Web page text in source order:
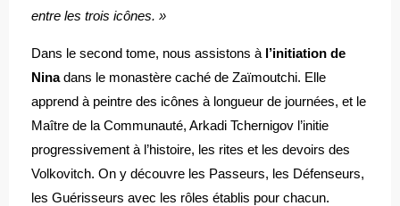
entre les trois icônes. »
Dans le second tome, nous assistons à l’initiation de
Ninadans le monastère caché de Zaïmoutchi. Elle
apprend à peintre des icônes à longueur de journées, et le
Maître de la Communauté, Arkadi Tchernigov l’initie
progressivement à l’histoire, les rites et les devoirs des
Volkovitch. On y découvre les Passeurs, les Défenseurs,
les Guérisseurs avec les rôles établis pour chacun.